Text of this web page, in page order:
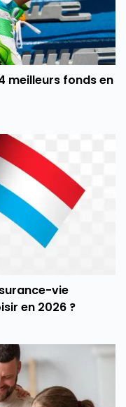
meilleurs fonds en
vie
en 2026 ?